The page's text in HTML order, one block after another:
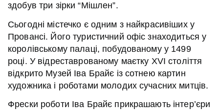
здобув три зірки “Мішлен”.
Сьогодні містечко є одним з найкрасивіших у
Провансі. Його туристичний офіс знаходиться у
королівському палаці, побудованому у 1499
році. У відреставрованому маєтку XVI століття
відкрито Музей Іва Брайє із сотнею картин
художника і роботами молодих сучасних митців.
Фрески роботи Іва Брайє прикрашають інтер’єри